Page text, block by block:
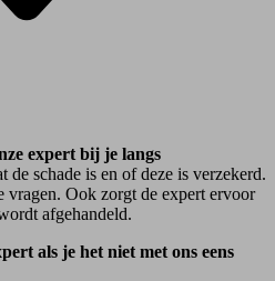
expert bij je langs
de schade is en of deze is verzekerd.
Ook zorgt de expert ervoor
afgehandeld.
als je het niet met ons eens